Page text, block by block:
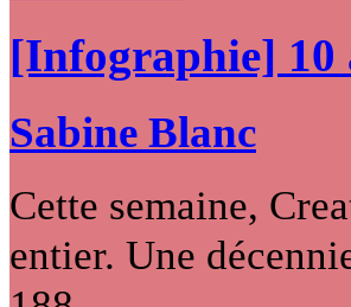
[Infographie] 10
Sabine Blanc
Cette semaine,
entier. Une